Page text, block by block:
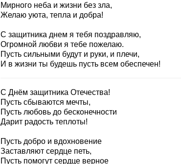
Мирного неба и жизни без зла,
Желаю уюта, тепла и добра!
С защитника днем я тебя поздравляю,
Огромной любви я тебе пожелаю.
Пусть сильными будут и руки, и плечи,
И в жизни ты будешь пусть всем обеспечен!
С Днём защитника Отечества!
Пусть сбываются мечты,
Пусть любовь до бесконечности
Дарит радость теплоты!
Пусть добро и вдохновение
Заставляют сердце петь,
Пусть помогут сердце верное